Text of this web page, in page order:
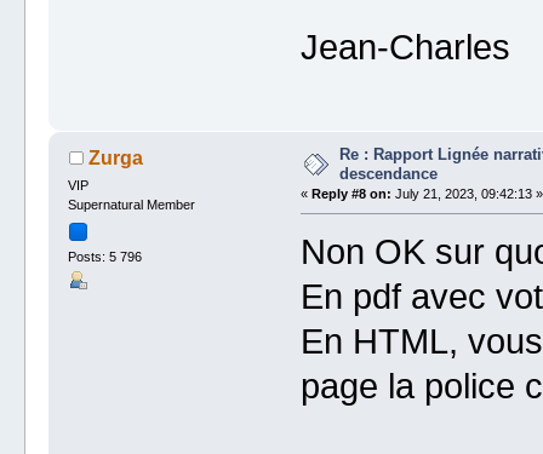
Jean-Charles
Zurga
VIP
Supernatural Member
Posts: 5 796
Re : Rapport Lignée
descendance
« Reply #8 on: July 21, 2023, 09:42:13 »
Non OK sur
En pdf avec
En HTML,
page la police